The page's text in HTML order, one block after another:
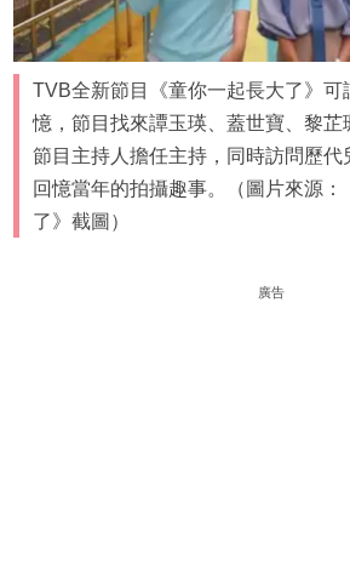
TVB全新節目《童你一起長大了》可
憶，節目找來譚玉瑛、蓋世寶、黎芷
節目主持人擔任主持，同時訪問歷代
回憶當年的拍攝趣事。（圖片來源：
了》截圖）
廣告